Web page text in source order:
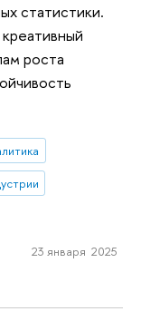
статистики.
роста
23 января 2025